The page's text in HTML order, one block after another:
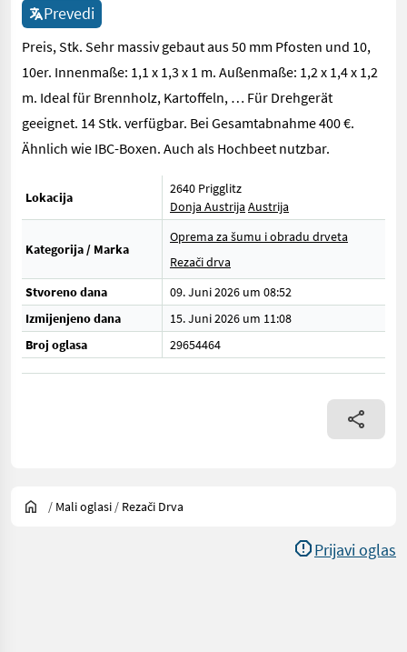
Prevedi
Preis, Stk. Sehr massiv gebaut aus 50 mm Pfosten und 10,
10er. Innenmaße: 1,1 x 1,3 x 1 m. Außenmaße: 1,2 x 1,4 x 1,2
m. Ideal für Brennholz, Kartoffeln, … Für Drehgerät
geeignet. 14 Stk. verfügbar. Bei Gesamtabnahme 400 €.
Ähnlich wie IBC-Boxen. Auch als Hochbeet nutzbar.
Lokacija
2640 Prigglitz
Donja Austrija Austrija
Kategorija / Marka
Oprema za šumu i obradu drveta
Rezači drva
Stvoreno dana
09. Juni 2026 um 08:52
Izmijenjeno dana
15. Juni 2026 um 11:08
Broj oglasa
29654464
/ Mali oglasi / Rezači Drva
Prijavi oglas